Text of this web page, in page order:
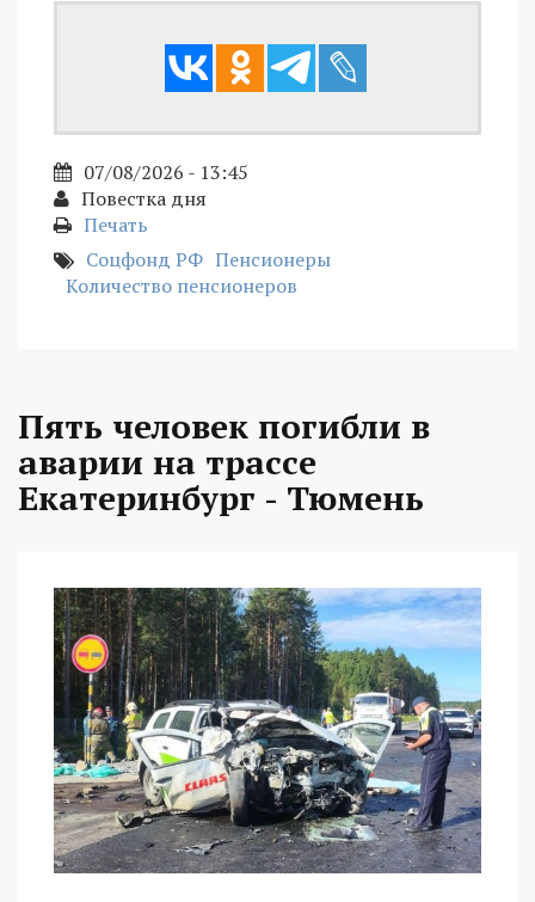
07/08/2026 - 13:45
Повестка дня
Печать
Соцфонд РФ Пенсионеры
Количество пенсионеров
Пять человек погибли в
аварии на трассе
Екатеринбург - Тюмень